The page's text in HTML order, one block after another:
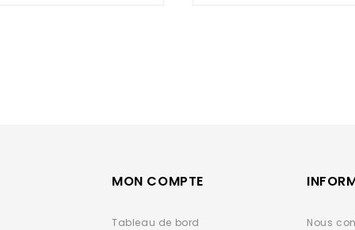
MON COMPTE
Tableau de bord
Nous